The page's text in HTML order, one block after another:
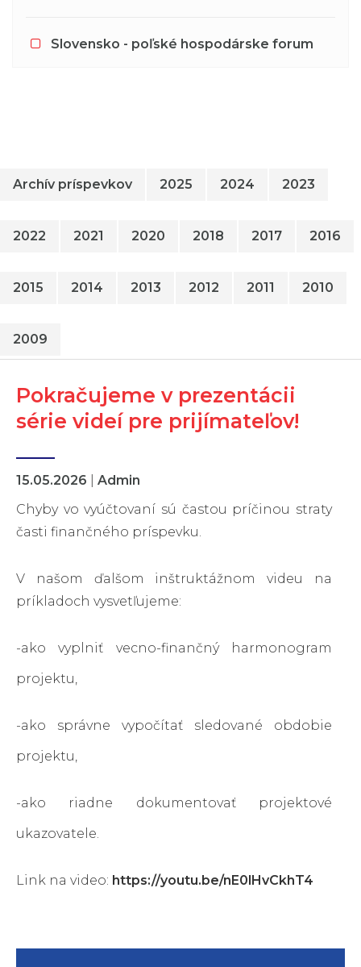
Slovensko - poľské hospodárske forum
Archív príspevkov 2025 2024 2023
2022 2021 2020 2018 2017 2016
2015 2014 2013 2012 2011 2010
2009
Pokračujeme v prezentácii
série videí pre prijímateľov!
15.05.2026
Admin
Chyby vo vyúčtovaní sú častou príčinou straty
časti finančného príspevku.
V našom ďalšom inštruktážnom videu na
príkladoch vysvetľujeme:
-ako vyplniť vecno-finančný harmonogram
projektu,
-ako správne vypočítať sledované obdobie
projektu,
-ako riadne dokumentovať projektové
ukazovatele.
Link na video: https://youtu.be/nE0lHvCkhT4